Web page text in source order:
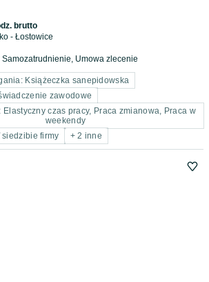
brutto
- Łostowice
Samozatrudnienie, Umowa zlecenie
Książeczka sanepidowska
zawodowe
Elastyczny czas pracy, Praca zmianowa, Praca w
weekendy
siedzibie firmy
+ 2 inne